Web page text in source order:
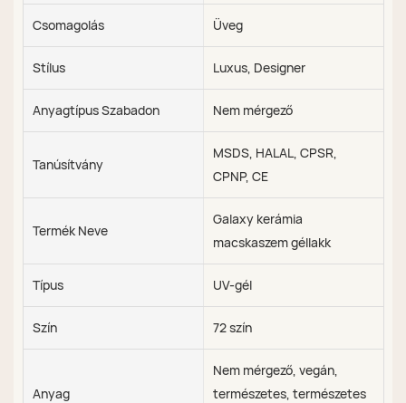
Csomagolás Üveg
Stílus Luxus, Designer
Anyagtípus Szabadon Nem mérgező
Tanúsítvány
MSDS, HALAL, CPSR,
CPNP, CE
Termék Neve
Galaxy kerámia
macskaszem géllakk
Típus UV-gél
Szín 72 szín
Anyag
Nem mérgező, vegán,
természetes, természetes